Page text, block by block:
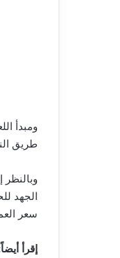
ومبدأ
طريق
الجهد
سعر العملة
إقرأ